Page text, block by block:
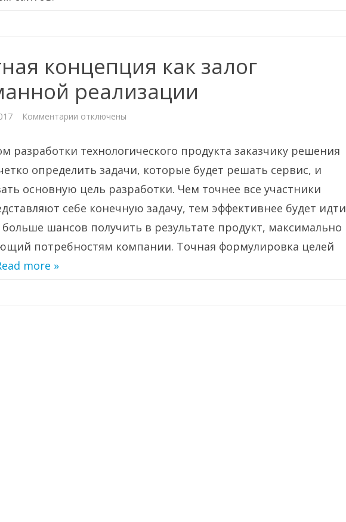
концепция как залог
реализации
Комментарии к
как
залог
продуманной
реализации
отключены
разработки технологического продукта заказчику решения
определить задачи, которые будет решать сервис, и
основную цель разработки. Чем точнее все участники
себе конечную задачу, тем эффективнее будет идти
шансов получить в результате продукт, максимально
потребностям компании. Точная формулировка целей
more »